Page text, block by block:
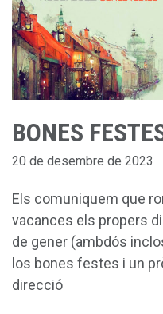
BONES
20 de desembre de 2023
Els comuniquem que
vacances els propers
de gener (ambdós
los bones festes i un
direcció